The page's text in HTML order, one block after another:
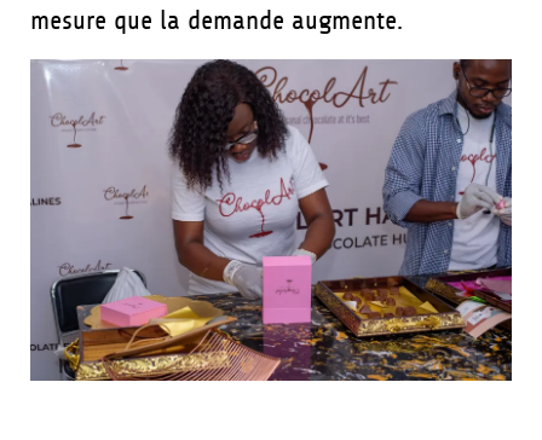
mesure que la demande augmente.